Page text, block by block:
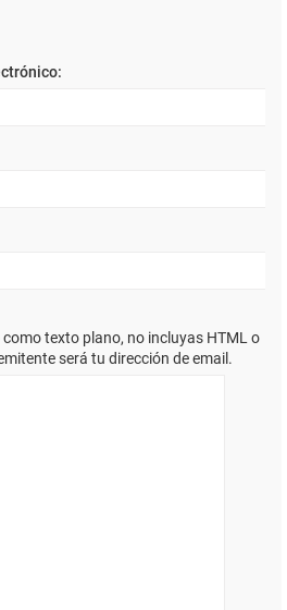
texto plano, no incluyas HTML o
será tu dirección de email.